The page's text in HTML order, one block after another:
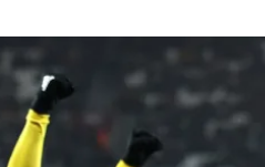
ליגה סינית
ליגה ברזילאית
ליגות נוספות